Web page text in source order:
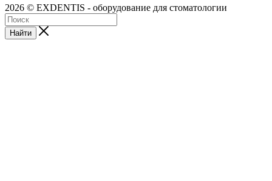
2026 © EXDENTIS - оборудование для стоматологии
Найти